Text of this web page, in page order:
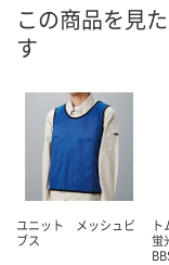
お届け日
数量
この商品を見
す
ユニット メッシュビ
ブス
ト
蛍